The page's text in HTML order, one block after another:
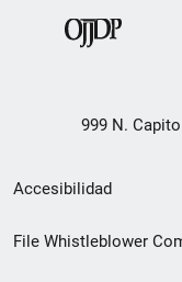
999 N.
Menú
de
Accesibilidad
File Whistleblower